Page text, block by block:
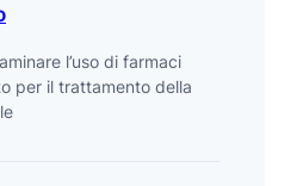
l’uso di farmaci
per il trattamento della